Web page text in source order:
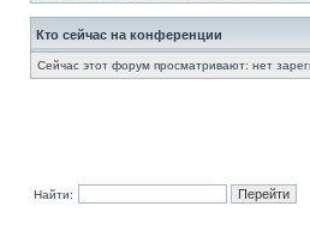
Кто сейчас на конференции
Сейчас этот форум просматривают: нет
Найти: